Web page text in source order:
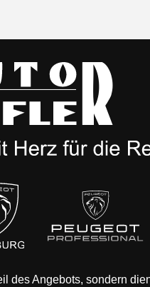
Angebots, sondern